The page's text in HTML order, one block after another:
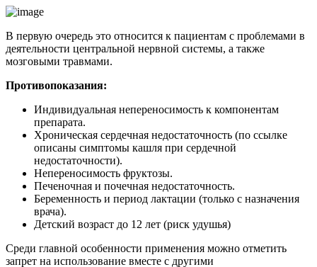
В первую очередь это относится к пациентам с проблемами в
деятельности центральной нервной системы, а также
мозговыми травмами.
Противопоказания:
Индивидуальная непереносимость к компонентам
препарата.
Хроническая сердечная недостаточность (по ссылке
описаны симптомы кашля при сердечной
недостаточности).
Непереносимость фруктозы.
Печеночная и почечная недостаточность.
Беременность и период лактации (только с назначения
врача).
Детский возраст до 12 лет (риск удушья)
Среди главной особенности применения можно отметить
запрет на использование вместе с другими